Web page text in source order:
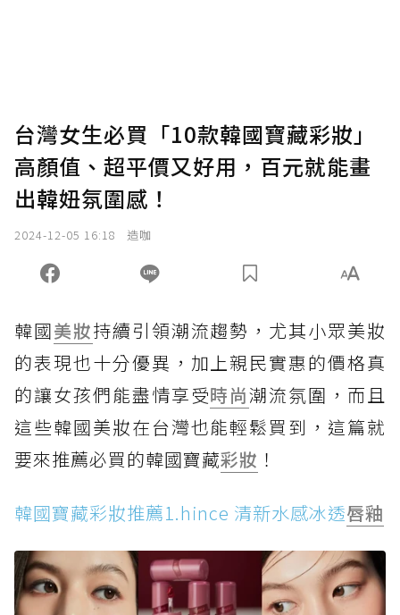
台灣女生必買「10款韓國寶藏彩妝」
高顏值、超平價又好用，百元就能畫
出韓妞氛圍感！
2024-12-05 16:18 造咖
韓國美妝持續引領潮流趨勢，尤其小眾美妝
的表現也十分優異，加上親民實惠的價格真
的讓女孩們能盡情享受時尚潮流氛圍，而且
這些韓國美妝在台灣也能輕鬆買到，這篇就
要來推薦必買的韓國寶藏彩妝 ！
韓國寶藏彩妝推薦1.hince 清新水感冰透唇釉